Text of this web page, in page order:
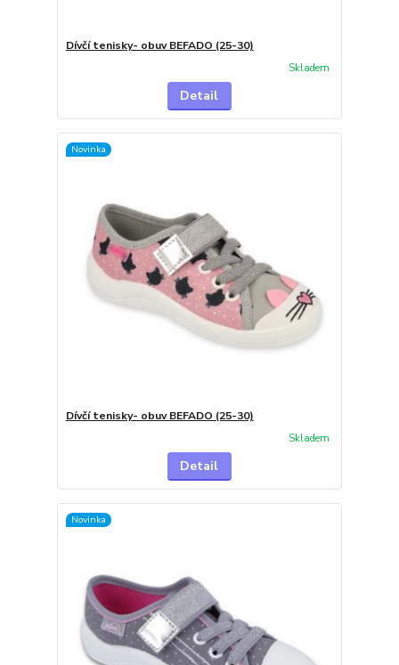
Dívčí tenisky- obuv BEFADO (25-30)
Skladem
Detail
Novinka
Dívčí tenisky- obuv BEFADO (25-30)
Skladem
Detail
Novinka